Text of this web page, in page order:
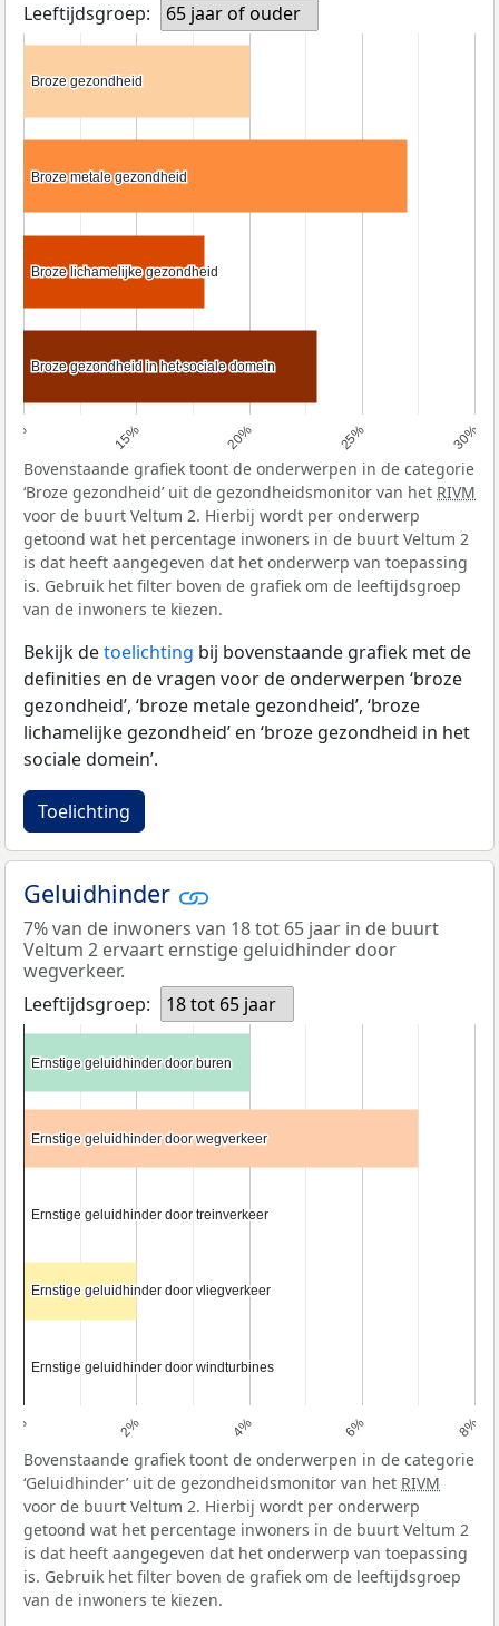
Leeftijdsgroep:
65 jaar of ouder
10% 15% 20% 25% 30%
Broze gezondheid
Broze gezondheid
Broze metale gezondheid
Broze metale gezondheid
Broze lichamelijke gezondheid
Broze lichamelijke gezondheid
Broze gezondheid in het sociale domein
Broze gezondheid in het sociale domein
Bovenstaande grafiek toont de onderwerpen in de categorie
‘Broze gezondheid’ uit de gezondheidsmonitor van het RIVM
voor de buurt Veltum 2. Hierbij wordt per onderwerp
getoond wat het percentage inwoners in de buurt Veltum 2
is dat heeft aangegeven dat het onderwerp van toepassing
is. Gebruik het filter boven de grafiek om de leeftijdsgroep
van de inwoners te kiezen.
Bekijk detoelichting bij bovenstaande grafiek met de
definities en de vragen voor de onderwerpen ‘broze
gezondheid’, ‘broze metale gezondheid’, ‘broze
lichamelijke gezondheid’ en ‘broze gezondheid in het
sociale domein’.
Toelichting
Geluidhinder
7% van de inwoners van 18 tot 65 jaar in de buurt
Veltum 2 ervaart ernstige geluidhinder door
wegverkeer.
Leeftijdsgroep:
18 tot 65 jaar
0% 2% 4% 6% 8%
Ernstige geluidhinder door buren
Ernstige geluidhinder door buren
Ernstige geluidhinder door wegverkeer
Ernstige geluidhinder door wegverkeer
Ernstige geluidhinder door treinverkeer
Ernstige geluidhinder door treinverkeer
Ernstige geluidhinder door vliegverkeer
Ernstige geluidhinder door vliegverkeer
Ernstige geluidhinder door windturbines
Ernstige geluidhinder door windturbines
Bovenstaande grafiek toont de onderwerpen in de categorie
‘Geluidhinder’ uit de gezondheidsmonitor van het RIVM
voor de buurt Veltum 2. Hierbij wordt per onderwerp
getoond wat het percentage inwoners in de buurt Veltum 2
is dat heeft aangegeven dat het onderwerp van toepassing
is. Gebruik het filter boven de grafiek om de leeftijdsgroep
van de inwoners te kiezen.